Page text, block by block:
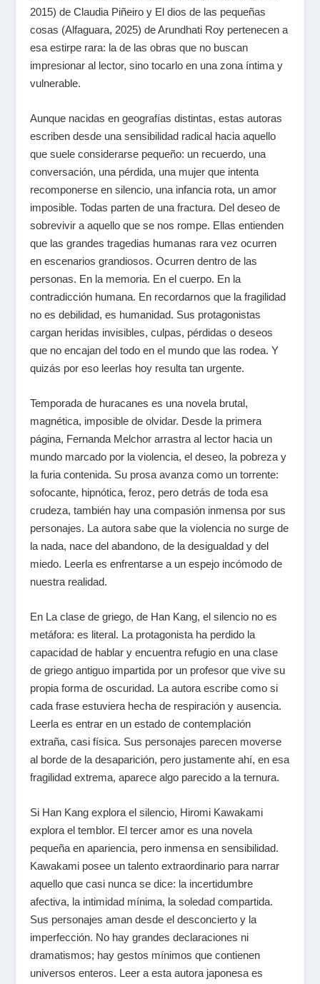
2015) de Claudia Piñeiro y El dios de las pequeñas
cosas (Alfaguara, 2025) de Arundhati Roy pertenecen a
esa estirpe rara: la de las obras que no buscan
impresionar al lector, sino tocarlo en una zona íntima y
vulnerable.
Aunque nacidas en geografías distintas, estas autoras
escriben desde una sensibilidad radical hacia aquello
que suele considerarse pequeño: un recuerdo, una
conversación, una pérdida, una mujer que intenta
recomponerse en silencio, una infancia rota, un amor
imposible. Todas parten de una fractura. Del deseo de
sobrevivir a aquello que se nos rompe. Ellas entienden
que las grandes tragedias humanas rara vez ocurren
en escenarios grandiosos. Ocurren dentro de las
personas. En la memoria. En el cuerpo. En la
contradicción humana. En recordarnos que la fragilidad
no es debilidad, es humanidad. Sus protagonistas
cargan heridas invisibles, culpas, pérdidas o deseos
que no encajan del todo en el mundo que las rodea. Y
quizás por eso leerlas hoy resulta tan urgente.
Temporada de huracanes es una novela brutal,
magnética, imposible de olvidar. Desde la primera
página, Fernanda Melchor arrastra al lector hacia un
mundo marcado por la violencia, el deseo, la pobreza y
la furia contenida. Su prosa avanza como un torrente:
sofocante, hipnótica, feroz, pero detrás de toda esa
crudeza, también hay una compasión inmensa por sus
personajes. La autora sabe que la violencia no surge de
la nada, nace del abandono, de la desigualdad y del
miedo. Leerla es enfrentarse a un espejo incómodo de
nuestra realidad.
En La clase de griego, de Han Kang, el silencio no es
metáfora: es literal. La protagonista ha perdido la
capacidad de hablar y encuentra refugio en una clase
de griego antiguo impartida por un profesor que vive su
propia forma de oscuridad. La autora escribe como si
cada frase estuviera hecha de respiración y ausencia.
Leerla es entrar en un estado de contemplación
extraña, casi física. Sus personajes parecen moverse
al borde de la desaparición, pero justamente ahí, en esa
fragilidad extrema, aparece algo parecido a la ternura.
Si Han Kang explora el silencio, Hiromi Kawakami
explora el temblor. El tercer amor es una novela
pequeña en apariencia, pero inmensa en sensibilidad.
Kawakami posee un talento extraordinario para narrar
aquello que casi nunca se dice: la incertidumbre
afectiva, la intimidad mínima, la soledad compartida.
Sus personajes aman desde el desconcierto y la
imperfección. No hay grandes declaraciones ni
dramatismos; hay gestos mínimos que contienen
universos enteros. Leer a esta autora japonesa es